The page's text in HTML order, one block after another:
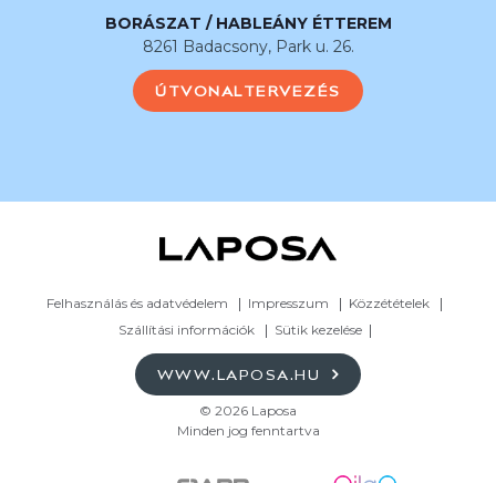
BORÁSZAT / HABLEÁNY ÉTTEREM
8261 Badacsony, Park u. 26.
ÚTVONALTERVEZÉS
Felhasználás és adatvédelem Impresszum
Közzétételek
Szállítási információk
Sütik kezelése
WWW.LAPOSA.HU
© 2026 Laposa
Minden jog fenntartva